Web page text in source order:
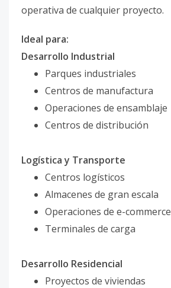
operativa de cualquier proyecto.
Ideal para:
Desarrollo Industrial
Parques industriales
Centros de manufactura
Operaciones de ensamblaje
Centros de distribución
Logística y Transporte
Centros logísticos
Almacenes de gran escala
Operaciones de e-commerce
Terminales de carga
Desarrollo Residencial
Proyectos de viviendas